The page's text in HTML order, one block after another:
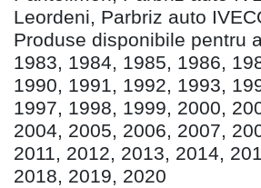
Leordeni, Parbriz auto
Produse disponibile pentru
1983, 1984, 1985, 1986,
1990, 1991, 1992, 1993,
1997, 1998, 1999, 2000,
2004, 2005, 2006, 2007,
2011, 2012, 2013, 2014,
2018, 2019, 2020